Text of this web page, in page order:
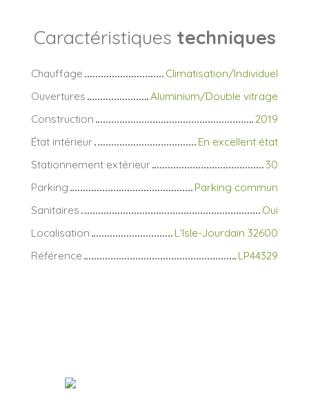
Caractéristiques techniques
Chauffage
Climatisation/Individuel
Ouvertures
Aluminium/Double vitrage
Construction
2019
État intérieur
En excellent état
Stationnement extérieur
30
Parking
Parking commun
Sanitaires
Oui
Localisation
L'Isle-Jourdain 32600
Référence
LP44329